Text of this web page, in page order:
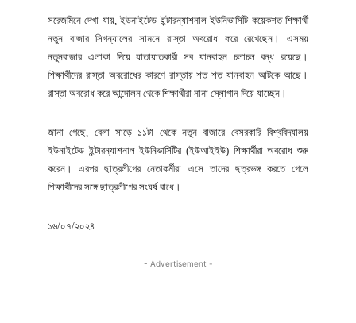
সরেজমিনে দেখা যায়, ইউনাইটেড ইন্টারন্যাশনাল ইউনিভার্সিটি কয়েকশত শিক্ষার্থী
নতুন বাজার সিগন্যালের সামনে রাস্তা অবরোধ করে রেখেছেন। এসময়
নতুনবাজার এলাকা দিয়ে যাতায়াতকারী সব যানবাহন চলাচল বন্ধ রয়েছে।
শিক্ষার্থীদের রাস্তা অবরোধের কারণে রাস্তায় শত শত যানবাহন আটকে আছে।
রাস্তা অবরোধ করে আন্দোলন থেকে শিক্ষার্থীরা নানা স্লোগান দিয়ে যাচ্ছেন।
জানা গেছে, বেলা সাড়ে ১১টা থেকে নতুন বাজারে বেসরকারি বিশ্ববিদ্যালয়
ইউনাইটেড ইন্টারন্যাশনাল ইউনিভার্সিটির (ইউআইইউ) শিক্ষার্থীরা অবরোধ শুরু
করেন। এরপর ছাত্রলীগের নেতাকর্মীরা এসে তাদের ছত্রভঙ্গ করতে গেলে
শিক্ষার্থীদের সঙ্গে ছাত্রলীগের সংঘর্ষ বাধে।
১৬/০৭/২০২৪
- Advertisement -